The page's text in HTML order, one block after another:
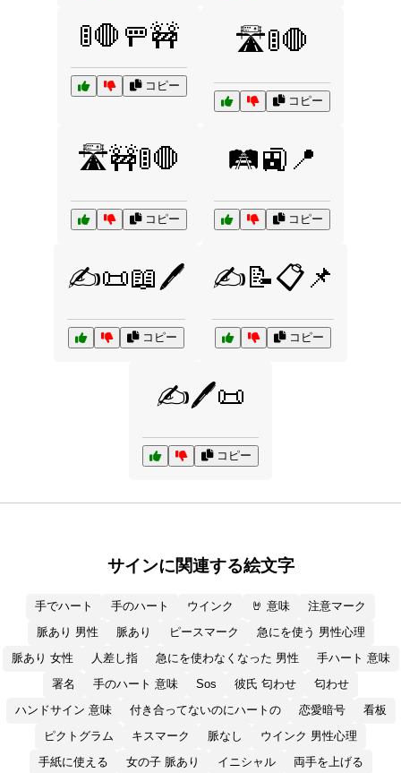
🚦🛑🚥🚧
コピー
🛣️🚦🛑
コピー
🛣️🚧🚦🛑
コピー
🛤️🚉📍
コピー
✍️📜📖🖊️
コピー
✍️📝📋📌
コピー
✍️🖊️📜
コピー
サインに関連する絵文字
手でハート 手のハート ウインク 🤘 意味
注意マーク
脈あり 男性
脈あり ピースマーク
急にを使う 男性心理
脈あり 女性
人差し指 急にを使わなくなった 男性
手ハート 意味
署名
手のハート 意味 Sos 彼氏 匂わせ
匂わせ
ハンドサイン 意味
付き合ってないのにハートの 恋愛暗号
看板
ピクトグラム
キスマーク 脈なし
ウインク 男性心理
手紙に使える
女の子 脈あり イニシャル
両手を上げる